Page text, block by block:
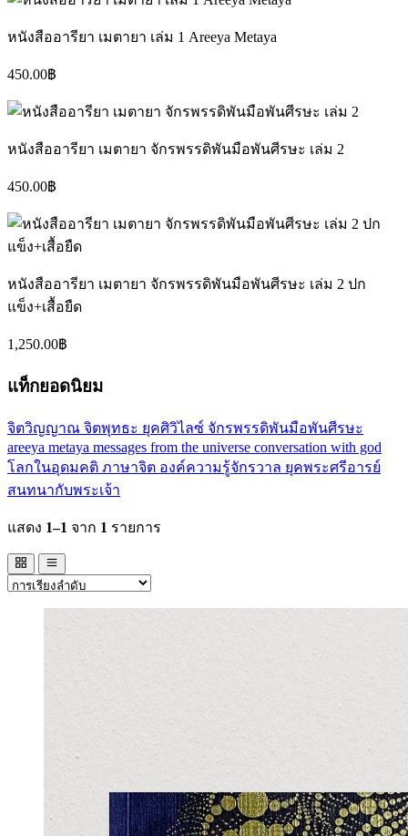
หนังสืออารียา เมตายา เล่ม 1 Areeya Metaya
450.00฿
หนังสืออารียา เมตายา จักรพรรดิพันมือพันศีรษะ เล่ม 2
450.00฿
หนังสืออารียา เมตายา จักรพรรดิพันมือพันศีรษะ เล่ม 2 ปก
แข็ง+เสื้อยืด
1,250.00฿
แท็กยอดนิยม
จิตวิญญาณ จิตพุทธะ ยุคศิวิไลซ์ จักรพรรดิพันมือพันศีรษะ
areeya metaya messages from the universe conversation with god
โลกในอุดมคติ ภาษาจิต องค์ความรู้จักรวาล ยุคพระศรีอารย์
สนทนากับพระเจ้า
แสดง 1–1 จาก 1 รายการ